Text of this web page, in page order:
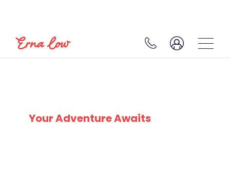
Your Adventure Awaits